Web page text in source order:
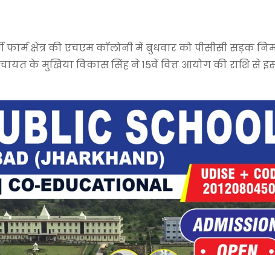
फार्म क्षेत्र की एचएम कॉलोनी में बुधवार को पीसीसी सड़क
के मुखिया विकास सिंह ने 15वें वित्त आयोग की राशि से